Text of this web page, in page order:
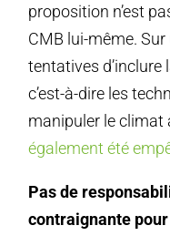
proposition n’est
CMB lui-même.
tentatives d’inclure
c’est-à-dire les
manipuler le climat
également été
Pas de
contraignante